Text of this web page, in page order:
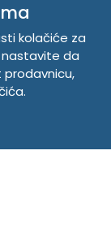
i Hercegovina
kolačiće za
nastavite da